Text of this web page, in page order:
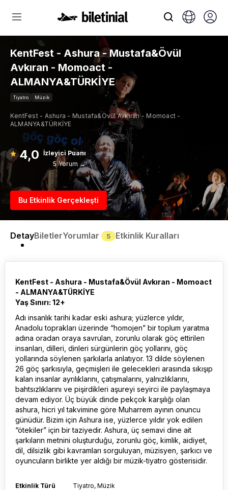
KentFest - Ashura - Mustafa&Övül
Avkıran - Momoact -
ALMANYA&TÜRKİYE
Tiyatro Müzik
KentFest - Ashura - Mustafa&Övül Avkıran - Momoact -
ALMANYA&TÜRKİYE
4,0 İzleyici Puanı
5 Yorum →
Bu Etkinlik Gerçekleşti
DetayBiletlerYorumlar 5 Etkinlik Kuralları
KentFest - Ashura - Mustafa&Övül Avkıran - Momoact
- ALMANYA&TÜRKİYE
Yaş Sınırı: 12+
Adı insanlık tarihi kadar eski ashura; yüzlerce yıldır,
Anadolu toprakları üzerinde “homojen” bir toplum yaratma
adına oradan oraya savrulan, zorunlu olarak göç ettirilen
insanları, dilleri, dinleri sürgünlerin göç yollarını, göç
yollarında söylenen şarkılarla anlatıyor. 13 dilde söylenen
26 göç şarkısıyla, geçmişleri ile gelecekleri arasında sıkışıp
kalan insanlar ayrılıklarını, çatışmalarını, yalnızlıklarını,
bahtsızlıklarını ve pişirdikleri aşureyi seyirci ile paylaşmaya
devam ediyor. Üç büyük dinde pekçok karşılığı olan
ashura, hicri yıl takvimine göre Muharrem ayının onuncu
günüdür. Bizim için Ashura ise, yüzlerce yıldır yok edilen
“ötekiler” için bir taziyedir. Ashura, üç semavi dine ait
şarkıların metnini oluşturduğu, zorunlu göç, kimlik, aidiyet,
dil, dilsizlik gibi kavramları sorguluyan, müzisyen, şarkıcı ve
oyuncuların birlikte yer aldığı bir müzik-tiyatro gösterisidir.
Etkinlik Türü
Tiyatro, Müzik